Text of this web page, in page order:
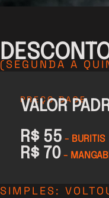
(SEGUNDA A
PREÇO BASE
VALOR
R$ 55 - BURITIS
R$ 70 -
SIMPLES: